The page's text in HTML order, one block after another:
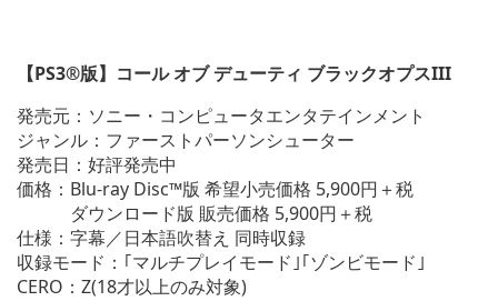
【PS3®版】コール オブ デューティ ブラックオプスIII
発売元：ソニー・コンピュータエンタテインメント
ジャンル：ファーストパーソンシューター
発売日：好評発売中
価格：Blu-ray Disc™版 希望小売価格 5,900円＋税
ダウンロード版 販売価格 5,900円＋税
仕様：字幕／日本語吹替え 同時収録
収録モード：｢マルチプレイモード｣｢ゾンビモード｣
CERO：Z(18才以上のみ対象)